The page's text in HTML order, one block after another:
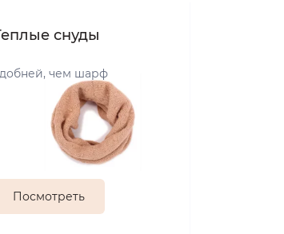
снуды
чем шарф
Посмотреть